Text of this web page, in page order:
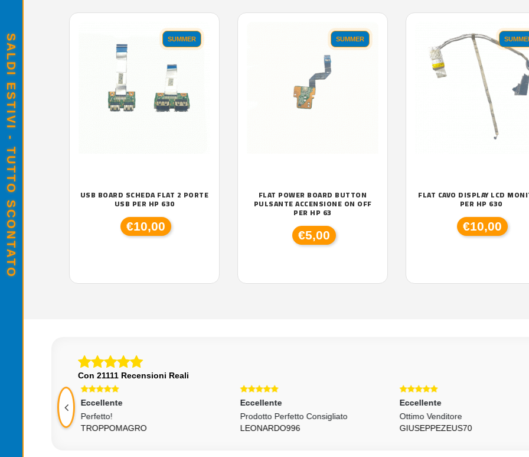
SUMMER
USB BOARD SCHEDA FLAT 2 PORTE
USB PER HP 630
€10,00
SUMMER
FLAT POWER BOARD BUTTON
PULSANTE ACCENSIONE ON OFF
PER HP 63
€5,00
FLAT CAVO DISPLAY LCD
PER HP 630
€10,00
Con 21111 Recensioni Reali
Eccellente
Prodotto Perfetto Consigliato
LEONARDO996
Eccellente
Ottimo Venditore
GIUSEPPEZEUS70
Eccellente
Tutto Ok :)
SEBY63
SALDI ESTIVI - TUTTO SCONTATO